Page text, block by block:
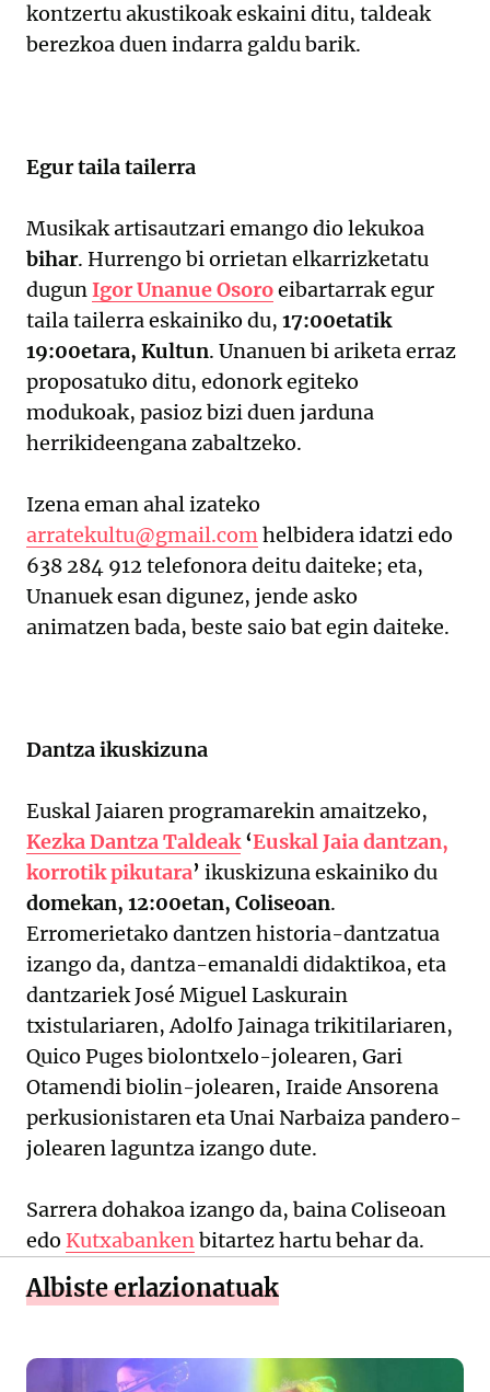
kontzertu akustikoak eskaini ditu, taldeak
berezkoa duen indarra galdu barik.
Egur taila tailerra
Musikak artisautzari emango dio lekukoa
bihar. Hurrengo bi orrietan elkarrizketatu
dugunIgor Unanue Osoroeibartarrak egur
taila tailerra eskainiko du, 17:00etatik
19:00etara, Kultun. Unanuen bi ariketa erraz
proposatuko ditu, edonork egiteko
modukoak, pasioz bizi duen jarduna
herrikideengana zabaltzeko.
Izena eman ahal izateko
arratekultu@gmail.comhelbidera idatzi edo
638 284 912 telefonora deitu daiteke; eta,
Unanuek esan digunez, jende asko
animatzen bada, beste saio bat egin daiteke.
Dantza ikuskizuna
Euskal Jaiaren programarekin amaitzeko,
Kezka Dantza Taldeak‘Euskal Jaia dantzan,
korrotik pikutara’ ikuskizuna eskainiko du
domekan, 12:00etan, Coliseoan.
Erromerietako dantzen historia-dantzatua
izango da, dantza-emanaldi didaktikoa, eta
dantzariek José Miguel Laskurain
txistulariaren, Adolfo Jainaga trikitilariaren,
Quico Puges biolontxelo-jolearen, Gari
Otamendi biolin-jolearen, Iraide Ansorena
perkusionistaren eta Unai Narbaiza pandero-
jolearen laguntza izango dute.
Sarrera dohakoa izango da, baina Coliseoan
edo Kutxabankenbitartez hartu behar da.
Albiste erlazionatuak